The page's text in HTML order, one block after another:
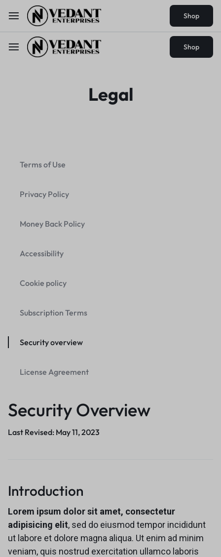
Shop
Shop
Legal
Terms of Use
Privacy Policy
Money Back Policy
Accessibility
Cookie policy
Subscription Terms
Security overview
License Agreement
Security Overview
Last Revised: May 11, 2023
Introduction
Lorem ipsum dolor sit amet, consectetur
adipisicing elit, sed do eiusmod tempor incididunt
ut labore et dolore magna aliqua. Ut enim ad minim
veniam, quis nostrud exercitation ullamco laboris